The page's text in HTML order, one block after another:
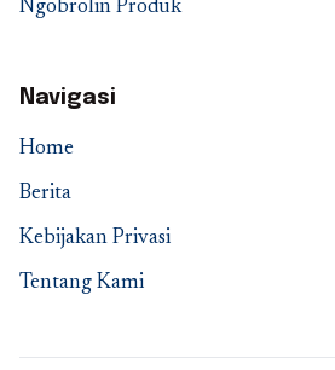
Ngobrolin Produk
Navigasi
Home
Berita
Kebijakan Privasi
Tentang Kami